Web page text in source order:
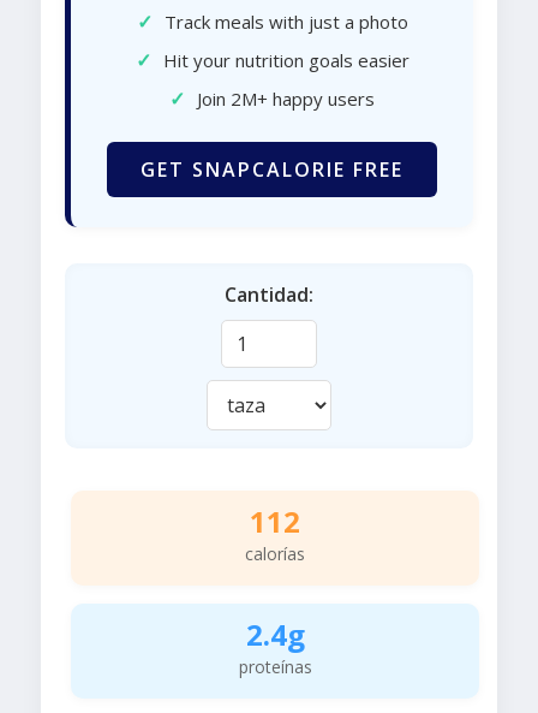
✓ Track meals with just a photo
✓ Hit your nutrition goals easier
✓ Join 2M+ happy users
GET SNAPCALORIE FREE
Cantidad:
112
calorías
2.4g
proteínas